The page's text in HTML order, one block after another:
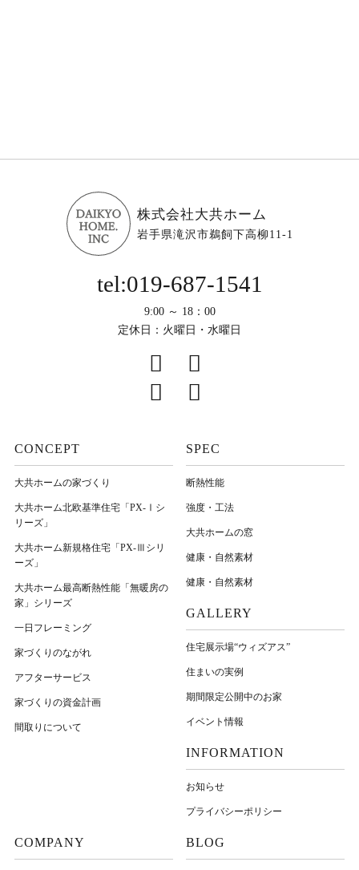
株式会社大共ホーム
岩手県滝沢市鵜飼下高柳11-1
tel:019-687-1541
9:00 ～ 18：00
定休日：火曜日・水曜日
CONCEPT
大共ホームの家づくり
大共ホーム北欧基準住宅「PX-Ⅰシ
リーズ」
大共ホーム新規格住宅「PX-Ⅲシリ
ーズ」
大共ホーム最高断熱性能「無暖房の
家」シリーズ
一日フレーミング
家づくりのながれ
アフターサービス
家づくりの資金計画
間取りについて
SPEC
断熱性能
強度・工法
大共ホームの窓
健康・自然素材
健康・自然素材
GALLERY
住宅展示場“ウィズアス”
住まいの実例
期間限定公開中のお家
イベント情報
INFORMATION
お知らせ
プライバシーポリシー
COMPANY BLOG